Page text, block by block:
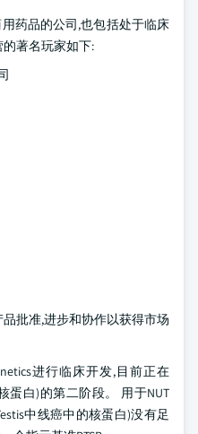
药品的公司,也包括处于临床
著名玩家如下:
批准,进步和协作以获得市场
进行临床开发,目前正在
蛋白)的第二阶段。 用于NUT
中线癌中的核蛋白)没有足